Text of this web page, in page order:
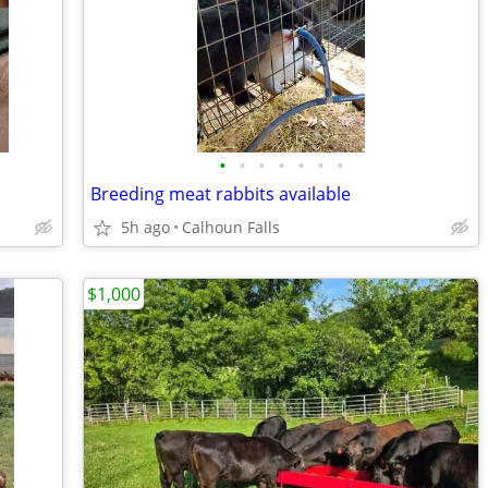
• • • • • • •
Breeding meat rabbits available
5h ago Calhoun Falls
$1,000